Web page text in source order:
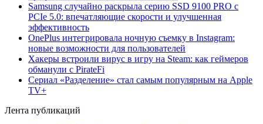
Samsung случайно раскрыла серию SSD 9100 PRO с
PCIe 5.0: впечатляющие скорости и улучшенная
эффективность
OnePlus интегрировала ночную съемку в Instagram:
новые возможности для пользователей
Хакеры встроили вирус в игру на Steam: как геймеров
обманули с PirateFi
Сериал «Разделение» стал самым популярным на Apple
TV+
Лента публикаций